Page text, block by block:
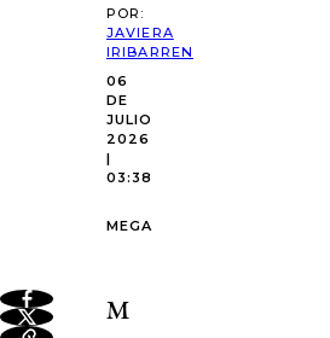
POR:
JAVIERA
IRIBARREN
06
DE
JULIO
2026
|
03:38
MEGA
M